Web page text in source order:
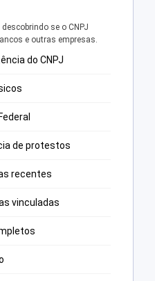
se o CNPJ
e outras empresas.
do CNPJ
de protestos
recentes
vinculadas